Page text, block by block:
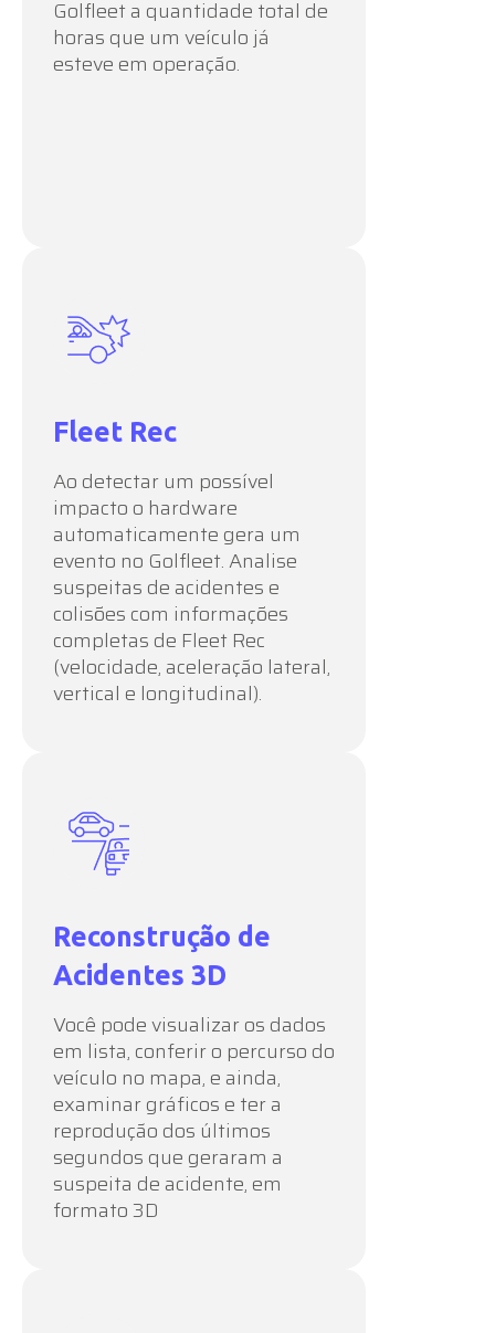
Golfleet a quantidade total de
horas que um veículo já
esteve em operação.
Fleet Rec
Ao detectar um possível
impacto o hardware
automaticamente gera um
evento no Golfleet. Analise
suspeitas de acidentes e
colisões com informações
completas de Fleet Rec
(velocidade, aceleração lateral,
vertical e longitudinal).
Reconstrução de
Acidentes 3D
Você pode visualizar os dados
em lista, conferir o percurso do
veículo no mapa, e ainda,
examinar gráficos e ter a
reprodução dos últimos
segundos que geraram a
suspeita de acidente, em
formato 3D